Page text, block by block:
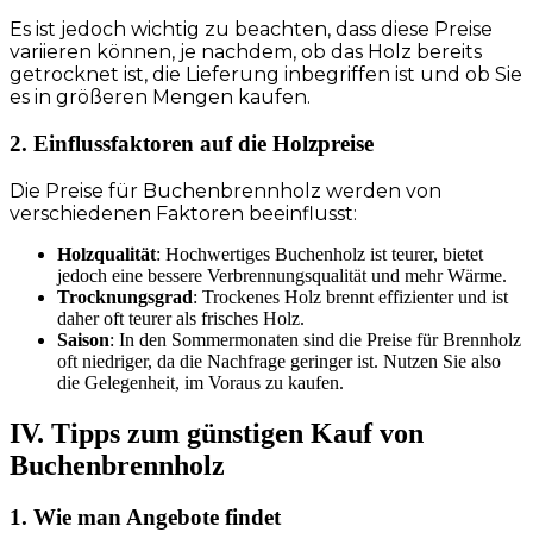
Es ist jedoch wichtig zu beachten, dass diese Preise
variieren können, je nachdem, ob das Holz bereits
getrocknet ist, die Lieferung inbegriffen ist und ob Sie
es in größeren Mengen kaufen.
2. Einflussfaktoren auf die Holzpreise
Die Preise für Buchenbrennholz werden von
verschiedenen Faktoren beeinflusst:
Holzqualität: Hochwertiges Buchenholz ist teurer, bietet
jedoch eine bessere Verbrennungsqualität und mehr Wärme.
Trocknungsgrad: Trockenes Holz brennt effizienter und ist
daher oft teurer als frisches Holz.
Saison: In den Sommermonaten sind die Preise für Brennholz
oft niedriger, da die Nachfrage geringer ist. Nutzen Sie also
die Gelegenheit, im Voraus zu kaufen.
IV. Tipps zum günstigen Kauf von
Buchenbrennholz
1. Wie man Angebote findet